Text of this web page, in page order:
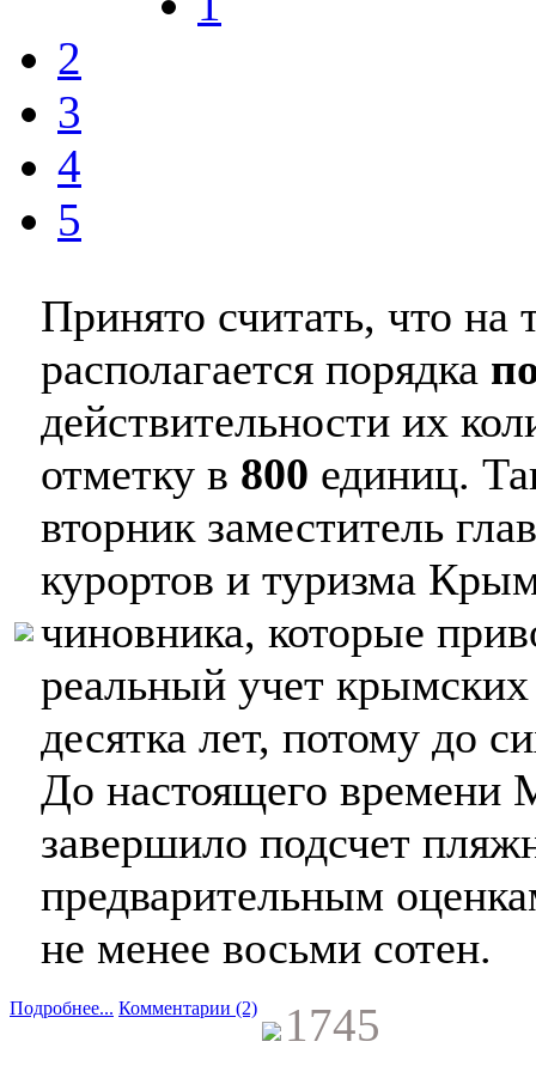
2
3
4
5
Принято считать, что на
располагается порядка
действительности их
отметку в 800 единиц.
вторник заместитель
курортов и туризма
чиновника, которые
реальный учет
десятка лет, потому до
До настоящего времени
завершило подсчет
предварительным
не менее восьми сотен.
Подробнее... Комментарии (2) 1745